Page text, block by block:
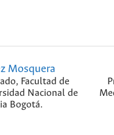
Mosquera
Facultad de
Nacional de
Bogotá.